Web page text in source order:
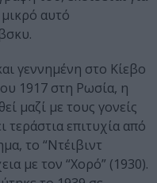
αυτό
γεννημένη στο Κίεβο
1917 στη Ρωσία, η
μαζί με τους γονείς
τεράστια επιτυχία από
το “Ντέιβιντ
με τον “Χορό” (1930).